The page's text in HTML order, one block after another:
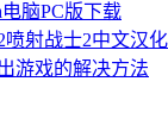
脑PC版下载
喷射战士2中文汉
游戏的解决方法